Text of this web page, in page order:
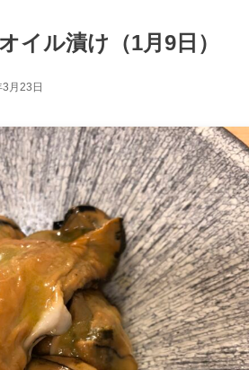
イル漬け（1月9日）
月23日